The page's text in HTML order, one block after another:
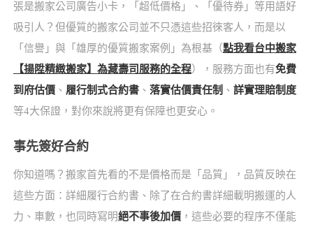
張是搬家公司廣告小卡，「超低價格」、「優待券」等用語好
吸引人？但優質的搬家公司並不只憑這些招徠客人，而是以
「信譽」與「雄厚的優質搬家案例」為根基（點我看台中搬家
【揚陞精緻搬家】為藏壽司服務的全程），服務方面也有免費
到府估價、 履行制式合約書、 落實估價責任制 、 詳實理賠制度
等4大保證，對你來說將更有保障也更安心。
事先簽好合約
你知道嗎？搬家首先看的不是價格而是「品質」，品質反映在
這些方面：詳細履行合約書、除了在合約書詳細載明搬運的人
力、車數，也同時寫明絕不事後加價，這些必要的程序不僅能